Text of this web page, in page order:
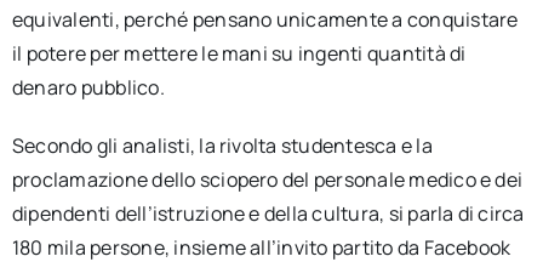
equivalenti, perché pensano unicamente a conquistare
il potere per mettere le mani su ingenti quantità di
denaro pubblico.
Secondo gli analisti, la rivolta studentesca e la
proclamazione dello sciopero del personale medico e dei
dipendenti dell’istruzione e della cultura, si parla di circa
180 mila persone, insieme all’invito partito da Facebook